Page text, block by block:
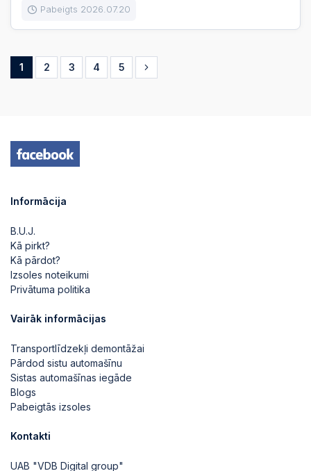
Pabeigts 2026.07.20
1 2 3 4 5
Informācija
B.U.J.
Kā pirkt?
Kā pārdot?
Izsoles noteikumi
Privātuma politika
Vairāk informācijas
Transportlīdzekļi demontāžai
Pārdod sistu automašīnu
Sistas automašīnas iegāde
Blogs
Pabeigtās izsoles
Kontakti
UAB "VDB Digital group"